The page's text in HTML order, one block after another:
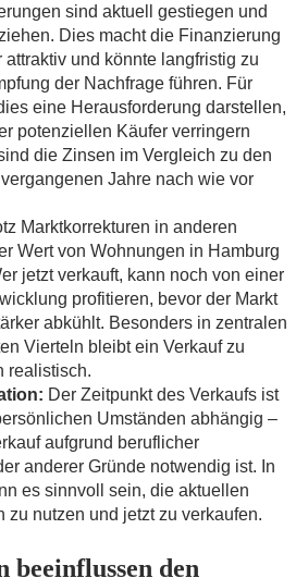
sind aktuell gestiegen und
Dies macht die Finanzierung
und könnte langfristig zu
der Nachfrage führen. Für
eine Herausforderung darstellen,
potenziellen Käufer verringern
die Zinsen im Vergleich zu den
Jahre nach wie vor
Marktkorrekturen in anderen
Wert von Wohnungen in Hamburg
jetzt verkauft, kann noch von einer
profitieren, bevor der Markt
abkühlt. Besonders in zentralen
Vierteln bleibt ein Verkauf zu
realistisch.
Der Zeitpunkt des Verkaufs ist
Umständen abhängig –
aufgrund beruflicher
anderer Gründe notwendig ist. In
es sinnvoll sein, die aktuellen
zu nutzen und jetzt zu verkaufen.
beeinflussen den